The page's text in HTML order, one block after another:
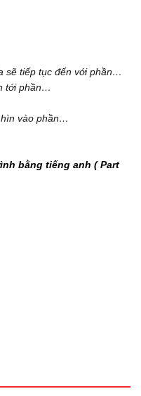
sẽ tiếp tục đến với phần…
tới phần…
vào phần…
bằng tiếng anh ( Part